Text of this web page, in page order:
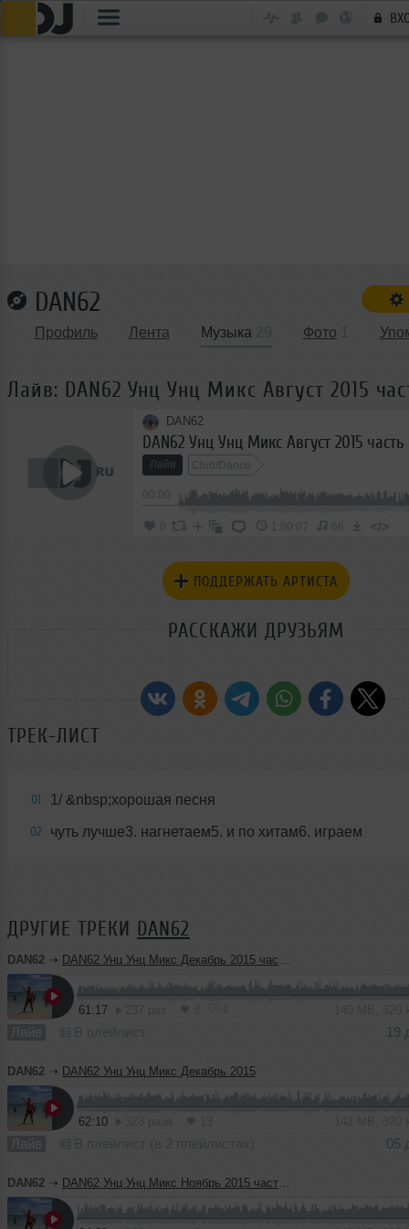
DAN62
Профиль Лента Музыка Фото
Лайв: DAN62 Унц Унц Микс Август 2015
DAN62
DAN62 Унц Унц Микс Август 2015 часть
Лайв Club/Dance
1:00:07 66 </>
ПОДДЕРЖАТЬ АРТИСТА
РАССКАЖИ ДРУЗЬЯМ
ТРЕК-ЛИСТ
01 1/ &nbsp;хорошая песня
02 чуть лучше3. нагнетаем5. и по хитам6. играем
ДРУГИЕ ТРЕКИ DAN62
DAN62 ➝ DAN62 Унц Унц Микс Декабрь 2015 часть 2
61:17
Лайв 19
DAN62 ➝ DAN62 Унц Унц Микс Декабрь 2015
62:10
Лайв 05
DAN62 ➝ DAN62 Унц Унц Микс Ноябрь 2015 часть 3